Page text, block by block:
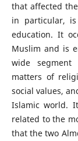
that affected
in particular,
education. It
Muslim and is
wide
matters of
social values,
Islamic world.
related to the
that the two